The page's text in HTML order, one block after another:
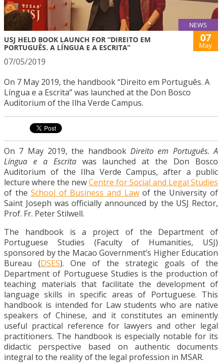
NEWS
USJ HELD BOOK LAUNCH FOR “DIREITO EM
PORTUGUÊS. A LÍNGUA E A ESCRITA”
07
May
07/05/2019
On 7 May 2019, the handbook “Direito em Português. A
Língua e a Escrita” was launched at the Don Bosco
Auditorium of the Ilha Verde Campus.
On 7 May 2019, the handbook Direito em Português. A
Língua e a Escritawas launched at the Don Bosco
Auditorium of the Ilha Verde Campus, after a public
lecture where the newCentre for Social and Legal Studies
of theSchool of Business and Lawof the University of
Saint Joseph was officially announced by the USJ Rector,
Prof. Fr. Peter Stilwell.
The handbook is a project of the Department of
Portuguese Studies (Faculty of Humanities, USJ)
sponsored by the Macao Government’s Higher Education
Bureau (DSES). One of the strategic goals of the
Department of Portuguese Studies is the production of
teaching materials that facilitate the development of
language skills in specific areas of Portuguese. This
handbook is intended for Law students who are native
speakers of Chinese, and it constitutes an eminently
useful practical reference for lawyers and other legal
practitioners. The handbook is especially notable for its
didactic perspective based on authentic documents
integral to the reality of the legal profession in MSAR.